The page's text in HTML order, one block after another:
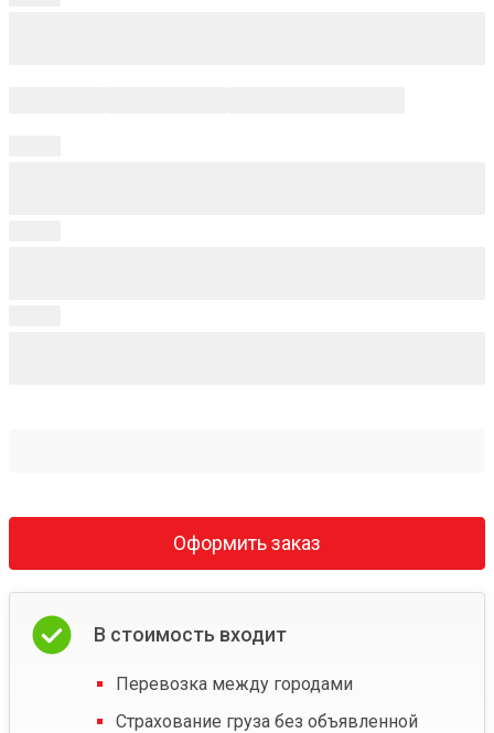
Оформить заказ
В стоимость входит
Перевозка между городами
Страхование груза без объявленной